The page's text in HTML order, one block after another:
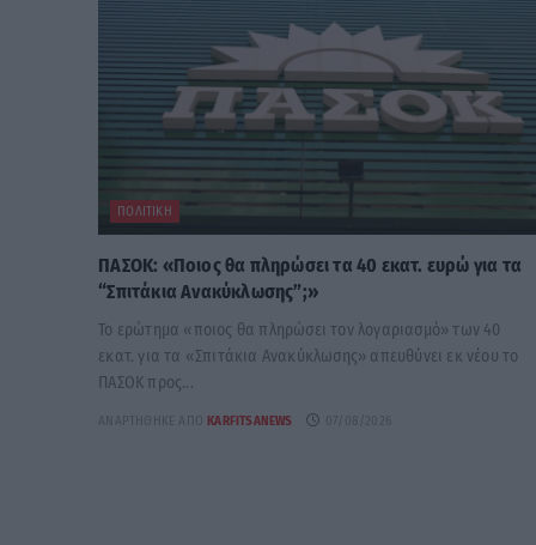
ΠΟΛΙΤΙΚΉ
ΠΑΣΟΚ: «Ποιος θα πληρώσει τα 40 εκατ. ευρώ για τα
“Σπιτάκια Ανακύκλωσης”;»
Το ερώτημα «ποιος θα πληρώσει τον λογαριασμό» των 40
εκατ. για τα «Σπιτάκια Ανακύκλωσης» απευθύνει εκ νέου το
ΠΑΣΟΚ προς...
ΑΝΑΡΤΉΘΗΚΕ ΑΠΌ KARFITSANEWS 07/08/2026